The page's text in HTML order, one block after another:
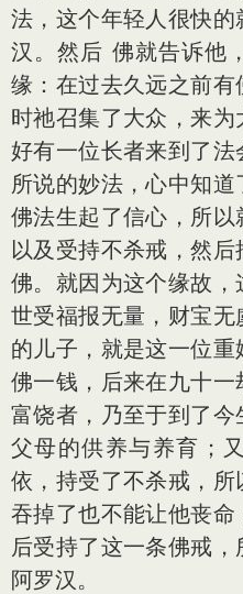
法，这个年轻人很快
汉。然后 佛就告诉他
缘：在过去久远之前
时祂召集了大众，来为
好有一位长者来到了
所说的妙法，心中知
佛法生起了信心，所以
以及受持不杀戒，然
佛。就因为这个缘故
世受福报无量，财宝
的儿子，就是这一位
佛一钱，后来在九十
富饶者，乃至于到了
父母的供养与养育；
依，持受了不杀戒，所
吞掉了也不能让他丧
后受持了这一条佛戒
阿罗汉。